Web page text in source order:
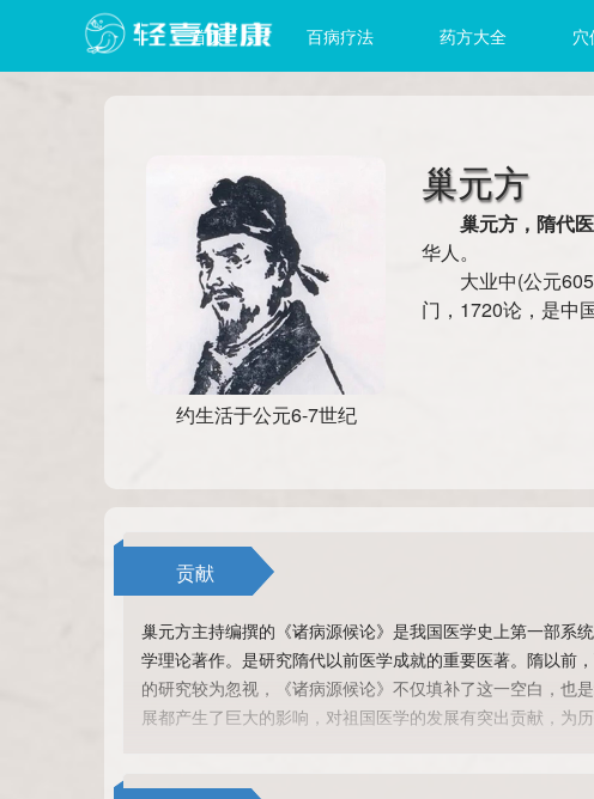
首页 百病疗法 药方大全
约生活于公元6-7世纪
巢元方
巢元方，隋代
华人。
大业中(公元
门，1720论，是中
贡献
巢元方主持编撰的《诸病源候论》是我国医学史上第一部系
学理论著作。是研究隋代以前医学成就的重要医著。隋以前
的研究较为忽视，《诸病源候论》不仅填补了这一空白，也
展都产生了巨大的影响，对祖国医学的发展有突出贡献，为历
撰《养生方导引法》，论述一千七百二十七钟病候，大都附“